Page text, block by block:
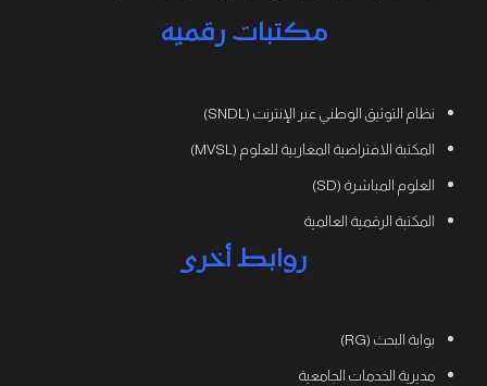
مكتبات رقمية
نظام التوثيق الوطني عبر الإنترنت (SNDL)
المكتبة الافتراضية المغاربية للعلوم (MVSL)
العلوم المباشرة (SD)
المكتبة الرقمية العالمية
روابط أخرى
بوابة البحث (RG)
مديرية الخدمات الجامعية